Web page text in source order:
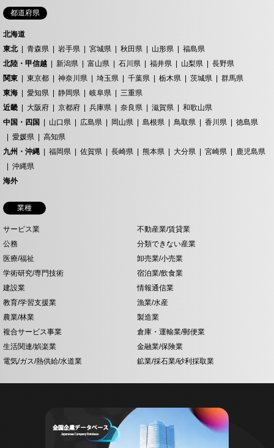
都道府県
北海道
東北
青森県 岩手県 宮城県 秋田県 山形県
福島県
北陸・甲信越
新潟県 富山県 石川県 福井県 山梨県
長野県
関東
東京都 神奈川県 埼玉県 千葉県 栃木県 茨城県
群馬県
東海
愛知県 静岡県 岐阜県
三重県
近畿
大阪府 京都府 兵庫県 奈良県 滋賀県
和歌山県
中国・四国
山口県 広島県 岡山県 島根県 鳥取県 香川県
徳島県
愛媛県
高知県
九州・沖縄
福岡県 佐賀県 長崎県 熊本県 大分県 宮崎県
鹿児島県
沖縄県
海外
業種
サービス業
不動産業/賃貸業
公務
分類できない産業
医療/福祉
卸売業/小売業
学術研究/専門技術
宿泊業/飲食業
建設業
情報通信業
教育/学習支援業
漁業/水産
農業/林業
製造業
複合サービス事業
倉庫・運輸業/郵便業
生活関連/娯楽業
金融業/保険業
電気/ガス/熱供給/水道業
鉱業/採石業/砂利採取業